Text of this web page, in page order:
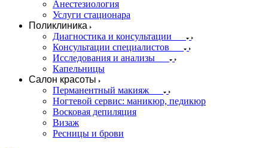
Анестезиология
Услуги стационара
Поликлиника
Диагностика и консультации
Консультации специалистов
Исследования и анализы
Капельницы
Салон красоты
Перманентный макияж
Ногтевой сервис: маникюр, педикюр
Восковая депиляция
Визаж
Ресницы и брови